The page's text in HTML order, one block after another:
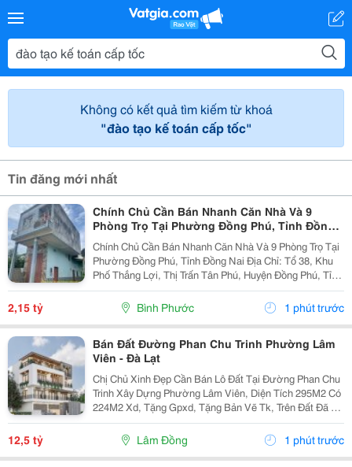
Không có kết quả tìm kiếm từ khoá
"đào tạo kế toán cấp tốc"
Tin đăng mới nhất
Chính Chủ Cần Bán Nhanh Căn Nhà Và 9
Phòng Trọ Tại Phường Đồng Phú, Tỉnh Đồng
Nai
Chính Chủ Cần Bán Nhanh Căn Nhà Và 9 Phòng Trọ Tại
Phường Đồng Phú, Tỉnh Đồng Nai Địa Chỉ: Tổ 38, Khu
Phố Thắng Lợi, Thị Trấn Tân Phú, Huyện Đồng Phú, Tỉnh
Bình Phước Diện Tích: 250M2 (5X50M; Thổ Cư 50M2)
Giá Bán: 2 Tỷ 150 Triệu - Kết Cấu: 1 Căn...
2,15 tỷ Bình Phước 1 phút trước
Bán Đất Đường Phan Chu Trinh Phường Lâm
Viên - Đà Lạt
Chị Chủ Xinh Đẹp Cần Bán Lô Đất Tại Đường Phan Chu
Trinh Xây Dựng Phường Lâm Viên, Diện Tích 295M2 Có
224M2 Xd, Tặng Gpxd, Tặng Bản Vẽ Tk, Trên Đất Đã Ép
Cọc Giá 12.5Ty Liên Hệ 0917786186
12,5 tỷ Lâm Đồng 1 phút trước